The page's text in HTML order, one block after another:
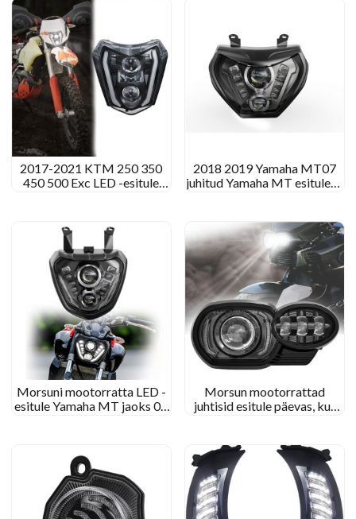
2017-2021 KTM 250 350
450 500 Exc LED -esitule
2018 2019 Yamaha MT07
juhitud Yamaha MT esitulede
Morsuni mootorratta LED -
esitule Yamaha MT jaoks 07
Morsun mootorrattad
juhtisid esitule päevas, kus